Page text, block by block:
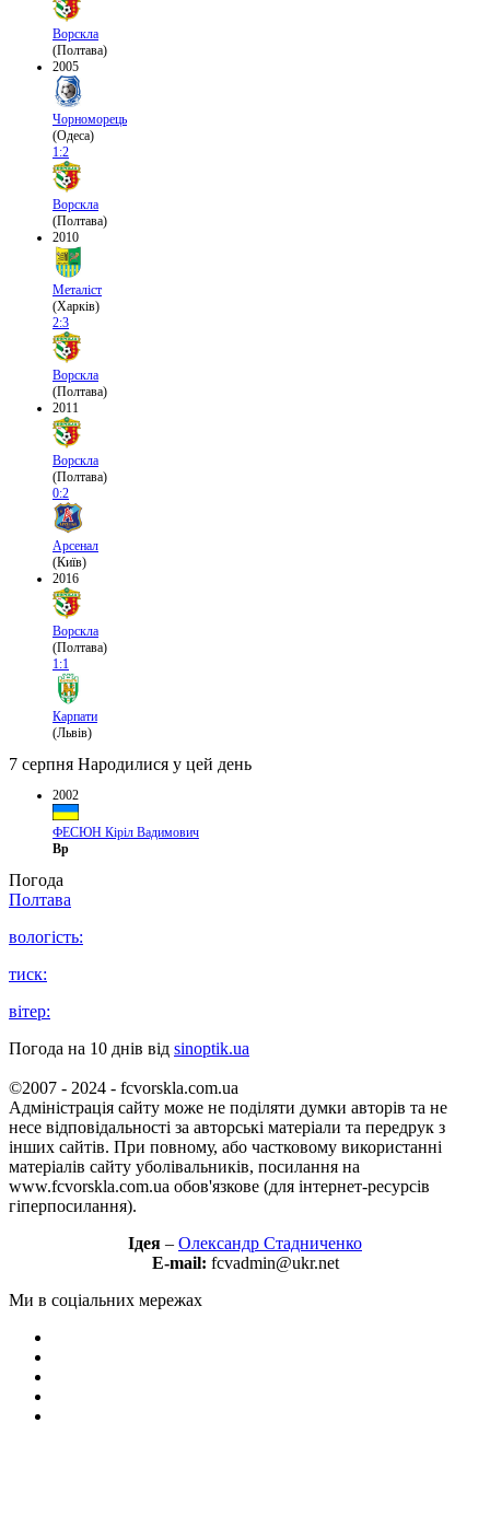
Ворскла
(Полтава)
2005
Чорноморець
(Одеса)
1:2
Ворскла
(Полтава)
2010
Металіст
(Харків)
2:3
Ворскла
(Полтава)
2011
Ворскла
(Полтава)
0:2
Арсенал
(Київ)
2016
Ворскла
(Полтава)
1:1
Карпати
(Львів)
7 серпня Народилися у цей день
2002
ФЕСЮН Кіріл Вадимович
Вр
Погода
Полтава
вологість:
тиск:
вітер:
Погода на 10 днів від sinoptik.ua
©2007 - 2024 - fcvorskla.com.ua
Адміністрація сайту може не поділяти думки авторів та не
несе відповідальності за авторські матеріали та передрук з
інших сайтів. При повному, або частковому використанні
матеріалів сайту уболівальників, посилання на
www.fcvorskla.com.ua обов'язкове (для інтернет-ресурсів
гіперпосилання).
Ідея – Олександр Стадниченко
E-mail: fcvadmin@ukr.net
Ми в соціальних мережах